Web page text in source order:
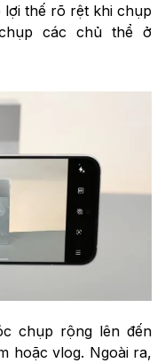
lợi thế rõ rệt khi chụp
các chủ thể ở
chụp rộng lên đến
hoặc vlog. Ngoài ra,